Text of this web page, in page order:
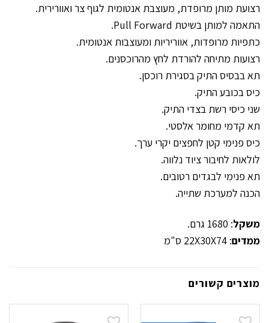
רצועת מותן מרופדת, מעוצבת אנטומית לגוף צר ואוורירית.
התאמה למותן בשיטת Pull Forward.
כתפיות מרופדות, אווריריות ומעוצבות אנטומית.
רצועות מתיחה להורדת לחץ מהרוכסנים.
תא בבסיס התיק בסגירת רוכסן.
כיס בכובע התיק.
שני כיסי רשת בצדי התיק.
תא קדמי מחומר אלסטי.
כיס פנימי קטן לחפצים יקרי ערך.
לולאות לחיבור ציוד נלווה.
תא פנימי לבגדים רטובים.
הכנה למערכת שתייה.
משקל: 1680 גרם.
ממדים: 22X30X74 ס"מ
מוצרים קשורים